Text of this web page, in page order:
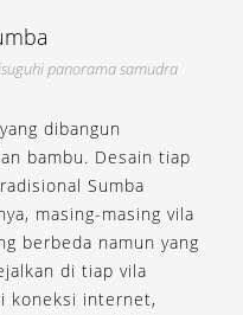
panorama samudra
dibangun
bambu. Desain tiap
Sumba
masing-masing vila
berbeda namun yang
di tiap vila
koneksi internet,